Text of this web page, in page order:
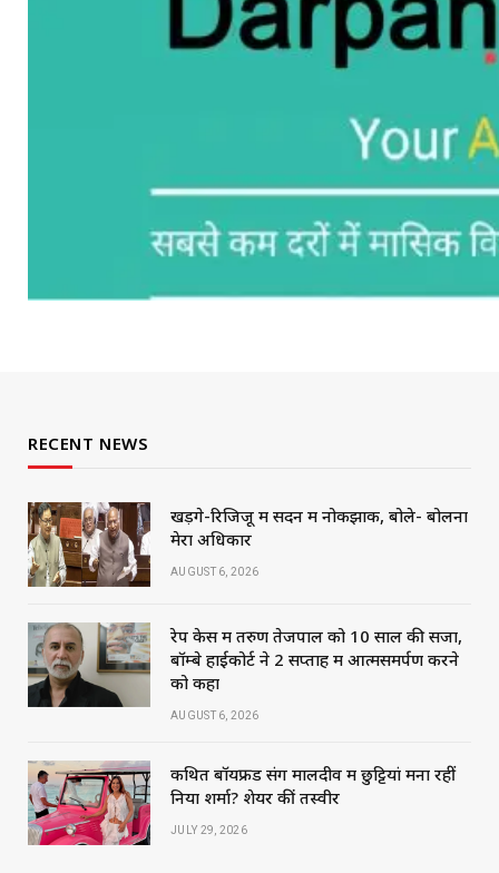
RECENT NEWS
खड़गे-रिजिजू में सदन में नोकझोंक, बोले- बोलना
मेरा अधिकार
AUGUST 6, 2026
रेप केस में तरुण तेजपाल को 10 साल की सजा,
बॉम्बे हाईकोर्ट ने 2 सप्ताह में आत्मसमर्पण करने
को कहा
AUGUST 6, 2026
कथित बॉयफ्रेंड संग मालदीव में छुट्टियां मना रहीं
निया शर्मा? शेयर कीं तस्वीरें
JULY 29, 2026